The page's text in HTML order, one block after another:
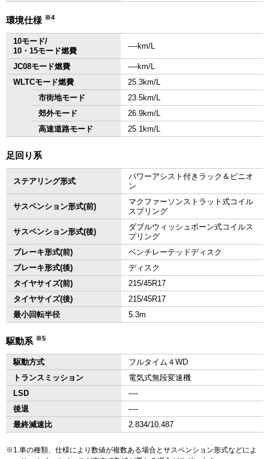
環境仕様 ※4
10モード/
10・15モード燃費
‐‐‐‐km/L
JC08モード燃費
‐‐‐‐km/L
WLTCモード燃費
25.3km/L
市街地モード
23.5km/L
郊外モード
26.9km/L
高速道路モード
25.1km/L
足回り系
ステアリング形式
パワーアシスト付きラック＆ピニオ
ン
サスペンション形式(前)
マクファーソンストラット式コイル
スプリング
サスペンション形式(後)
ダブルウィッシュボーン式コイルス
プリング
ブレーキ形式(前)
ベンチレーテッドディスク
ブレーキ形式(後)
ディスク
タイヤサイズ(前)
215/45R17
タイヤサイズ(後)
215/45R17
最小回転半径
5.3m
駆動系 ※5
駆動方式
フルタイム４WD
トランスミッション
電気式無段変速機
LSD
‐‐‐‐
後退
‐‐‐‐
最終減速比
2.834/10.487
1.車の種類、仕様により数値が複数ある場合とサスペンション形式などによ